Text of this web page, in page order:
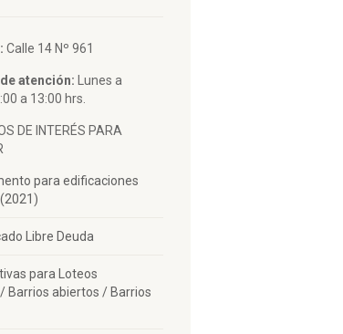
Calle 14 Nº 961
atención:
Lunes a
a 13:00 hrs.
DE INTERÉS PARA
para edificaciones
Libre Deuda
para Loteos
Barrios abiertos / Barrios